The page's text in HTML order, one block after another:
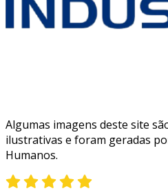
Algumas imagens deste site
ilustrativas e foram geradas
Humanos.